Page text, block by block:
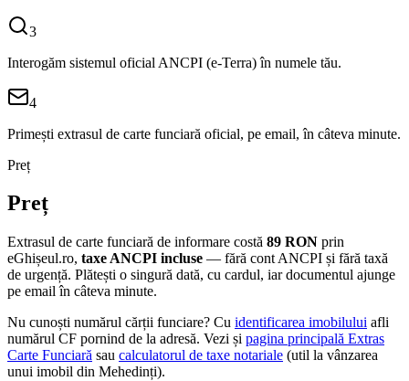
3
Interogăm sistemul oficial ANCPI (e-Terra) în numele tău.
4
Primești extrasul de carte funciară oficial, pe email, în câteva minute.
Preț
Preț
Extrasul de carte funciară de informare costă 89 RON prin
eGhișeul.ro, taxe ANCPI incluse — fără cont ANCPI și fără taxă
de urgență. Plătești o singură dată, cu cardul, iar documentul ajunge
pe email în câteva minute.
Nu cunoști numărul cărții funciare? Cu identificarea imobilului afli
numărul CF pornind de la adresă. Vezi și pagina principală Extras
Carte Funciară sau calculatorul de taxe notariale (util la vânzarea
unui imobil din Mehedinți).